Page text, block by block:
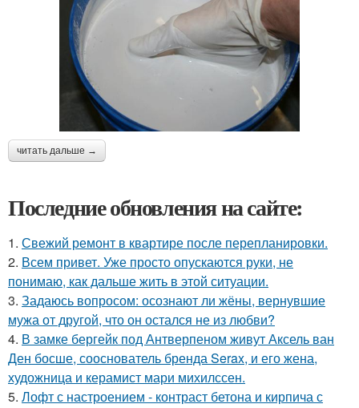
читать дальше →
Последние обновления на сайте:
1. Свежий ремонт в квартире после перепланировки.
2. Всем привет. Уже просто опускаются руки, не
понимаю, как дальше жить в этой ситуации.
3. Задаюсь вопросом: осознают ли жёны, вернувшие
мужа от другой, что он остался не из любви?
4. В замке бергейк под Антверпеном живут Аксель ван
Ден босше, сооснователь бренда Serax, и его жена,
художница и керамист мари михилссен.
5. Лофт с настроением - контраст бетона и кирпича с